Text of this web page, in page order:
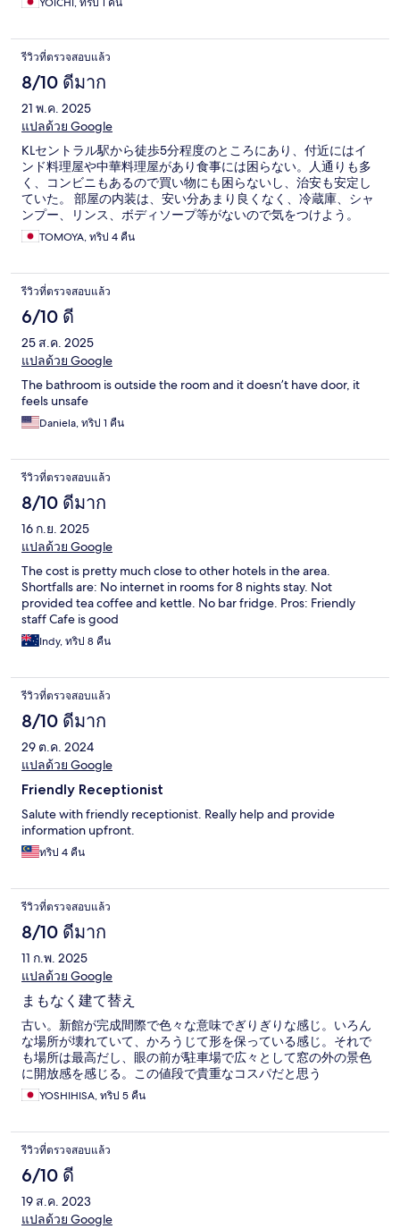
YOICHI, ทริป 1 คืน
รีวิวที่ตรวจสอบแล้ว
8/10 ดีมาก
21 พ.ค. 2025
แปลด้วย Google
KLセントラル駅から徒歩5分程度のところにあり、付近にはイ
ンド料理屋や中華料理屋があり食事には困らない。人通りも多
く、コンビニもあるので買い物にも困らないし、治安も安定し
ていた。 部屋の内装は、安い分あまり良くなく、冷蔵庫、シャ
ンプー、リンス、ボディソープ等がないので気をつけよう。
TOMOYA, ทริป 4 คืน
รีวิวที่ตรวจสอบแล้ว
6/10 ดี
25 ส.ค. 2025
แปลด้วย Google
The bathroom is outside the room and it doesn’t have door, it
feels unsafe
Daniela, ทริป 1 คืน
รีวิวที่ตรวจสอบแล้ว
8/10 ดีมาก
16 ก.ย. 2025
แปลด้วย Google
The cost is pretty much close to other hotels in the area.
Shortfalls are: No internet in rooms for 8 nights stay. Not
provided tea coffee and kettle. No bar fridge. Pros: Friendly
staff Cafe is good
Indy, ทริป 8 คืน
รีวิวที่ตรวจสอบแล้ว
8/10 ดีมาก
29 ต.ค. 2024
แปลด้วย Google
Friendly Receptionist
Salute with friendly receptionist. Really help and provide
information upfront.
ทริป 4 คืน
รีวิวที่ตรวจสอบแล้ว
8/10 ดีมาก
11 ก.พ. 2025
แปลด้วย Google
まもなく建て替え
古い。新館が完成間際で色々な意味でぎりぎりな感じ。いろん
な場所が壊れていて、かろうじて形を保っている感じ。それで
も場所は最高だし、眼の前が駐車場で広々として窓の外の景色
に開放感を感じる。この値段で貴重なコスパだと思う
YOSHIHISA, ทริป 5 คืน
รีวิวที่ตรวจสอบแล้ว
6/10 ดี
19 ส.ค. 2023
แปลด้วย Google